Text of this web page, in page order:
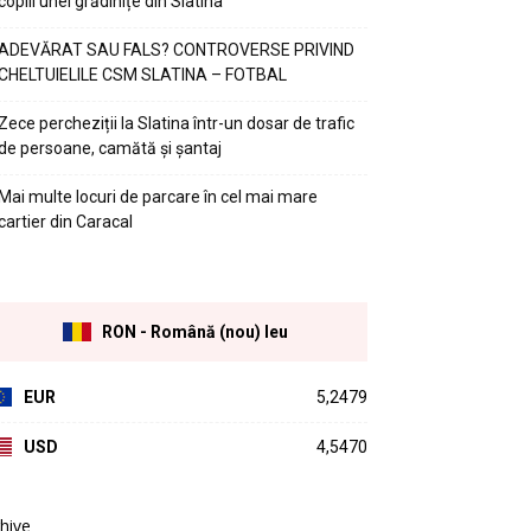
SAU FALS? CONTROVERSE PRIVIND
CSM SLATINA – FOTBAL
percheziții la Slatina într-un dosar de trafic
persoane, camătă și șantaj
multe locuri de parcare în cel mai mare
din Caracal
RON - Română (nou) leu
EUR 5,2479
USD 4,5470